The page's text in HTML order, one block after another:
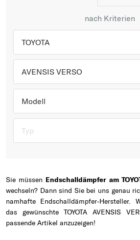
Typ wählen
nach Kriterien
TOYOTA
AVENSIS VERSO
Modell
Typ
Sie müssen Endschalldämpfer am
wechseln? Dann sind Sie bei uns genau
namhafte Endschalldämpfer-Hersteller.
das gewünschte TOYOTA AVENSIS
passende Artikel anzuzeigen!